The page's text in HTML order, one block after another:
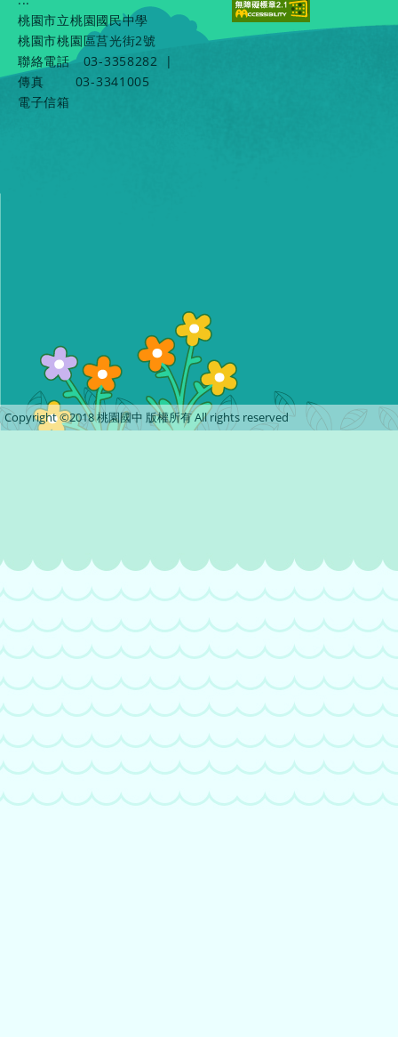
桃園市立桃園國民中學
桃園市桃園區莒光街2號
聯絡電話
03-3358282
|
傳真
03-3341005
電子信箱
Copyright ©2018 桃園國中 版權所有 All rights reserved